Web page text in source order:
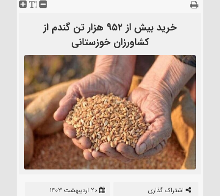
خرید بیش از ۹۵۲ هزار تن گندم از
کشاورزان خوزستانی
اشتراک گذاری
20 اردیبهشت 1403